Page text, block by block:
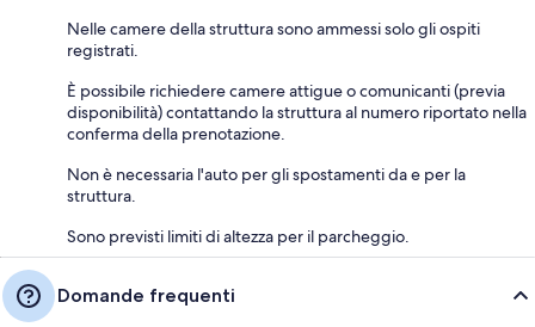
Nelle camere della struttura sono ammessi solo gli ospiti
registrati.
È possibile richiedere camere attigue o comunicanti (previa
disponibilità) contattando la struttura al numero riportato nella
conferma della prenotazione.
Non è necessaria l'auto per gli spostamenti da e per la
struttura.
Sono previsti limiti di altezza per il parcheggio.
Domande frequenti